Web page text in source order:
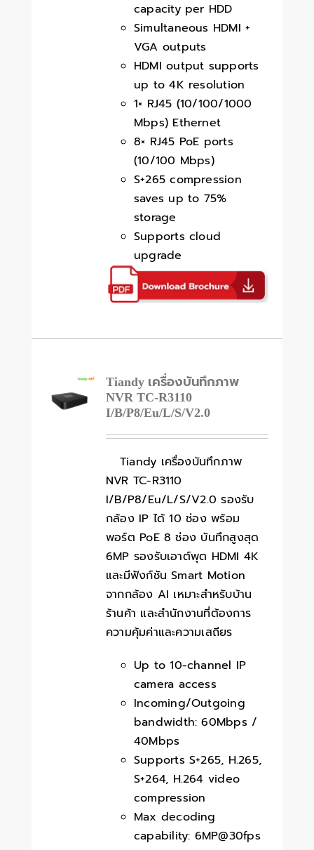
capacity per HDD
Simultaneous HDMI +
VGA outputs
HDMI output supports
up to 4K resolution
1× RJ45 (10/100/1000
Mbps) Ethernet
8× RJ45 PoE ports
(10/100 Mbps)
S+265 compression
saves up to 75%
storage
Supports cloud
upgrade
Tiandy เครื่องบันทึกภาพ
NVR TC-R3110
I/B/P8/Eu/L/S/V2.0
Tiandy เครื่องบันทึกภาพ
NVR TC-R3110
I/B/P8/Eu/L/S/V2.0 รองรับ
กล้อง IP ได้ 10 ช่อง พร้อม
พอร์ต PoE 8 ช่อง บันทึกสูงสุด
6MP รองรับเอาต์พุต HDMI 4K
และมีฟังก์ชัน Smart Motion
จากกล้อง AI เหมาะสำหรับบ้าน
ร้านค้า และสำนักงานที่ต้องการ
ความคุ้มค่าและความเสถียร
Up to 10-channel IP
camera access
Incoming/Outgoing
bandwidth: 60Mbps /
40Mbps
Supports S+265, H.265,
S+264, H.264 video
compression
Max decoding
capability: 6MP@30fps